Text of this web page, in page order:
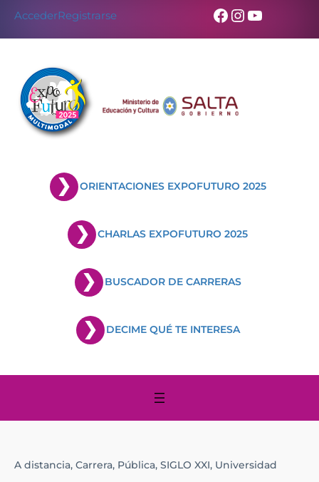
AccederRegistrarse Facebook
Instagram
YouTube
ORIENTACIONES EXPOFUTURO 2025
CHARLAS EXPOFUTURO 2025
BUSCADOR DE CARRERAS
DECIME QUÉ TE INTERESA
A distancia, Carrera, Pública, SIGLO XXI, Universidad